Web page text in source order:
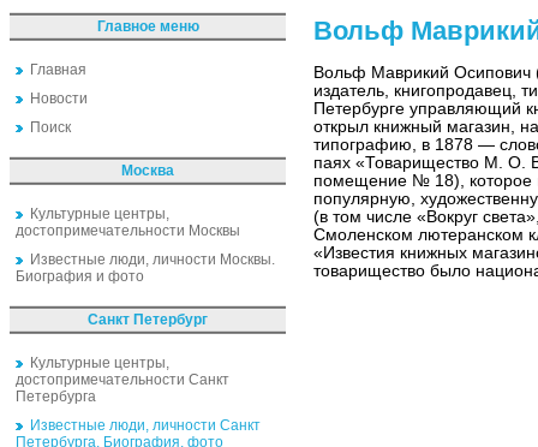
Главное меню
Главная
Новости
Поиск
Москва
Культурные центры,
достопримечательности Москвы
Известные люди, личности Москвы.
Биография и фото
Санкт Петербург
Культурные центры,
достопримечательности Санкт
Петербурга
Известные люди, личности Санкт
Петербурга. Биография, фото
Вольф
Вольф Маврикий
издатель, книгопродавец,
Петербурге управляющий
открыл книжный магазин,
типографию, в 1878 —
паях «Товарищество М. О.
помещение № 18), которое
популярную,
(в том числе «Вокруг
Смоленском лютеранском
«Известия книжных
товарищество было